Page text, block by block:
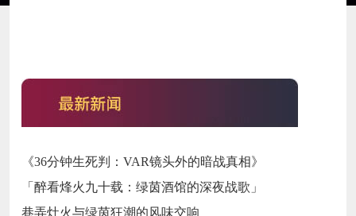
《36分钟生死判：VAR镜头外的暗战真相》
「醉看烽火九十载：绿茵酒馆的深夜战歌」
巷弄灶火与绿茵狂潮的风味交响